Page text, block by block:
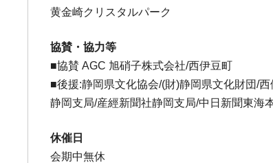
黄金崎クリスタルパーク
協賛・協力等
■協賛 AGC 旭硝子株式会社/西伊豆町
■後援:静岡県文化協会/(財)静岡県文化財団/
静岡支局/産經新聞社静岡支局/中日新聞東海
休催日
会期中無休